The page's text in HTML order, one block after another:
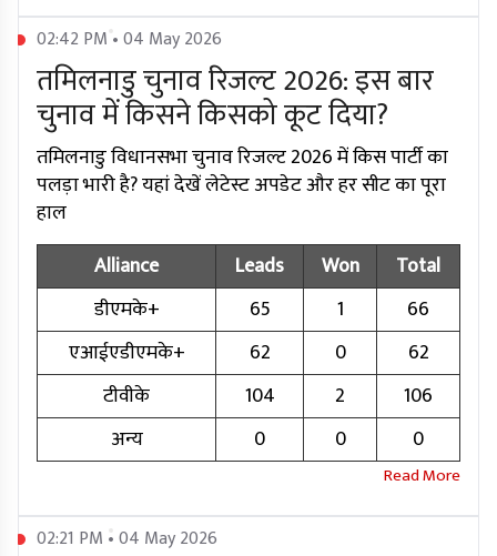
02:42 PM • 04 May 2026
तमिलनाडु चुनाव रिजल्ट 2026: इस बार
चुनाव में किसने किसको कूट दिया?
तमिलनाडु विधानसभा चुनाव रिजल्ट 2026 में किस पार्टी का
पलड़ा भारी है? यहां देखें लेटेस्ट अपडेट और हर सीट का पूरा
हाल
Alliance
Leads Won
Total
डीएमके+
65 1
66
एआईएडीएमके+
62 0
62
टीवीके
104 2
106
अन्य
0 0 0
02:21 PM • 04 May 2026